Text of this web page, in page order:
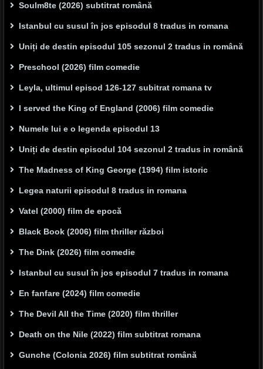
Soulm8te (2026) subtitrat română
Istanbul cu susul în jos episodul 8 tradus in romana
Uniți de destin episodul 105 sezonul 2 tradus in română
Preschool (2026) film comedie
Leyla, ultimul episod 126-127 subitrat romana tv
I served the King of England (2006) film comedie
Numele lui e o legenda episodul 13
Uniți de destin episodul 104 sezonul 2 tradus in română
The Madness of King George (1994) film istoric
Legea naturii episodul 8 tradus in romana
Vatel (2000) film de epocă
Black Book (2006) film thriller război
The Dink (2026) film comedie
Istanbul cu susul în jos episodul 7 tradus in romana
En fanfare (2024) film comedie
The Devil All the Time (2020) film thriller
Death on the Nile (2022) film subtitrat romana
Gunche (Colonia 2026) film subtitrat română